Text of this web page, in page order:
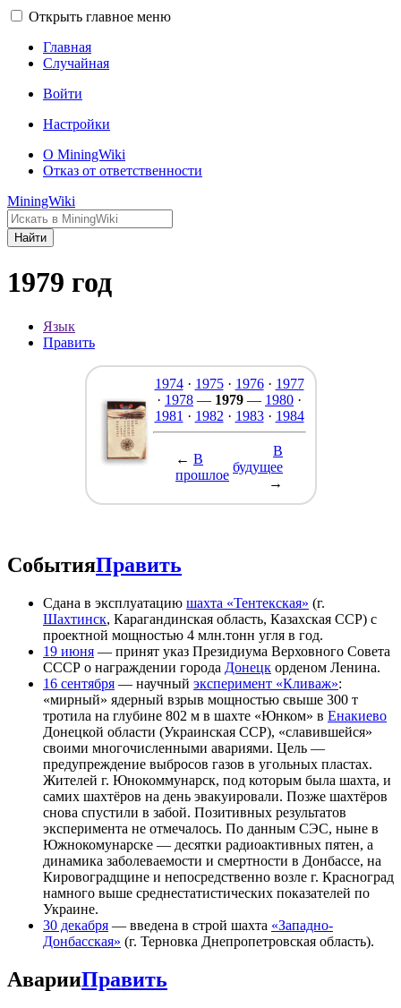
Открыть главное меню
Главная
Случайная
Войти
Настройки
О MiningWiki
Отказ от ответственности
MiningWiki
Найти
1979 год
Язык
Править
1974· 1975· 1976· 1977
· 1978 — 1979 — 1980 ·
1981 · 1982 · 1983· 1984
← В
прошлое
В
будущее
→
СобытияПравить
Сдана в эксплуатацию шахта «Тентекская» (г.
Шахтинск, Карагандинская область, Казахская ССР) с
проектной мощностью 4 млн.тонн угля в год.
19 июня — принят указ Президиума Верховного Совета
СССР о награждении города Донецк орденом Ленина.
16 сентября — научный эксперимент «Кливаж»:
«мирный» ядерный взрыв мощностью свыше 300 т
тротила на глубине 802 м в шахте «Юнком» в Енакиево
Донецкой области (Украинская ССР), «славившейся»
своими многочисленными авариями. Цель —
предупреждение выбросов газов в угольных пластах.
Жителей г. Юнокоммунаpск, под которым была шахта, и
самих шахтёров на день эвакуировали. Позже шахтёров
снова спустили в забой. Позитивных результатов
эксперимента не отмечалось. По данным СЭС, ныне в
Южнокомунарске — десятки радиоактивных пятен, а
динамика заболеваемости и смертности в Донбассе, на
Кировоградщине и непосредственно возле г. Красноград
намного выше среднестатистических показателей по
Украине.
30 декабря — введена в строй шахта «Западно-
Донбасская» (г. Терновка Днепропетровская область).
АварииПравить